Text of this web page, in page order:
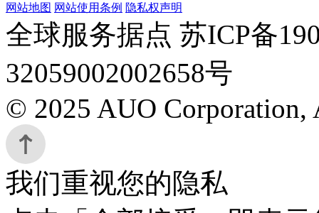
网站地图 网站使用条例 隐私权声明
全球服务据点 苏ICP备
32059002002658号
© 2025 AUO Corporation,
我们重视您的隐私